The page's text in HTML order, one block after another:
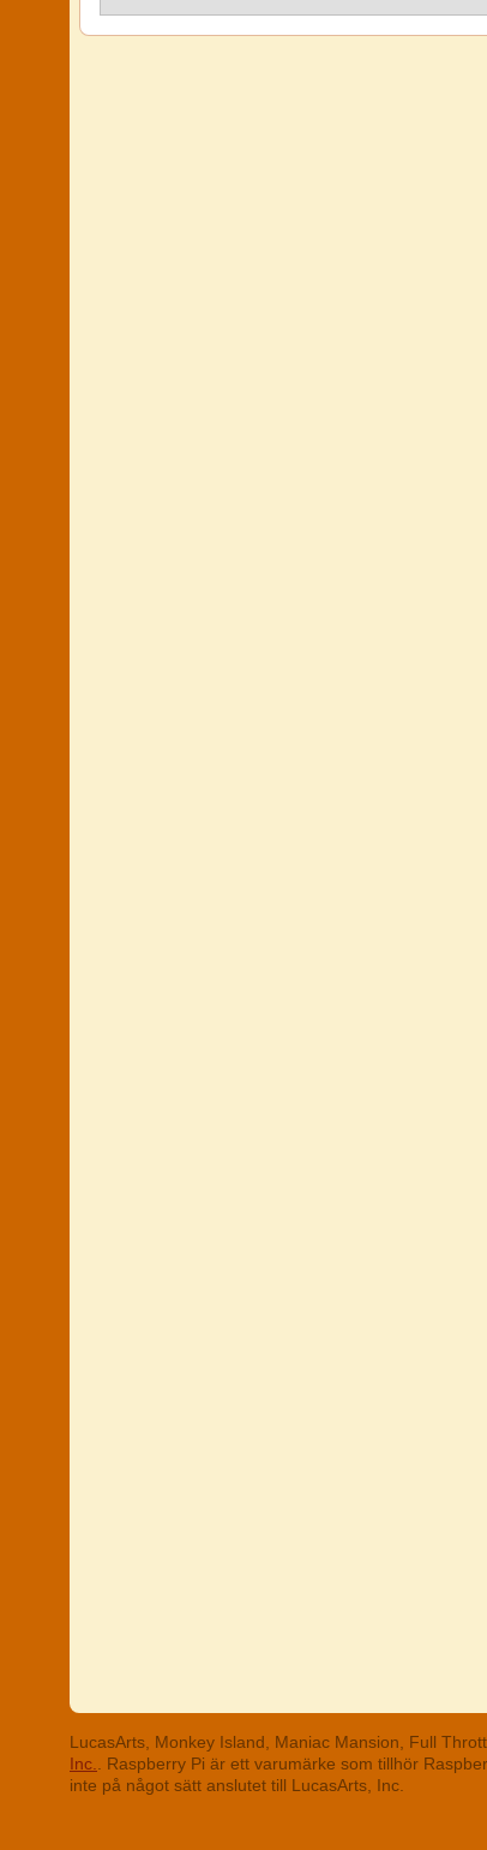
LucasArts, Monkey Island, Maniac Mansion, Full
Inc.
. Raspberry Pi är ett varumärke som tillhör
inte på något sätt anslutet till LucasArts, Inc.